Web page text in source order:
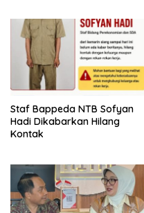
Staf Bappeda NTB Sofyan
Hadi Dikabarkan Hilang
Kontak